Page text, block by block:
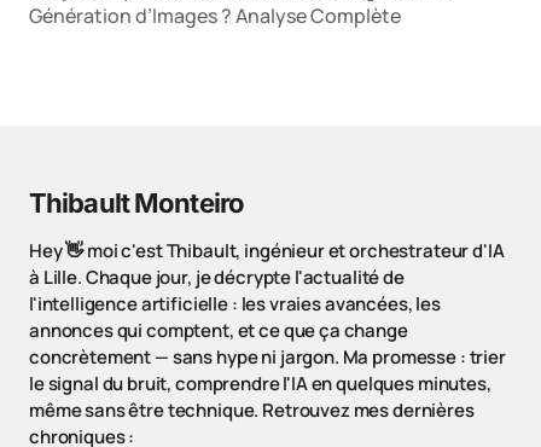
Génération d’Images ? Analyse Complète
Thibault Monteiro
Hey 👋 moi c'est Thibault, ingénieur et orchestrateur d'IA
à Lille. Chaque jour, je décrypte l'actualité de
l'intelligence artificielle : les vraies avancées, les
annonces qui comptent, et ce que ça change
concrètement — sans hype ni jargon. Ma promesse : trier
le signal du bruit, comprendre l'IA en quelques minutes,
même sans être technique. Retrouvez mes dernières
chroniques :